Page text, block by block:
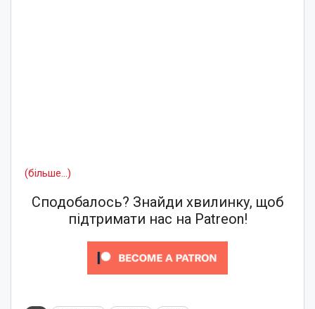
(більше…)
Сподобалось? Знайди хвилинку, щоб
підтримати нас на Patreon!